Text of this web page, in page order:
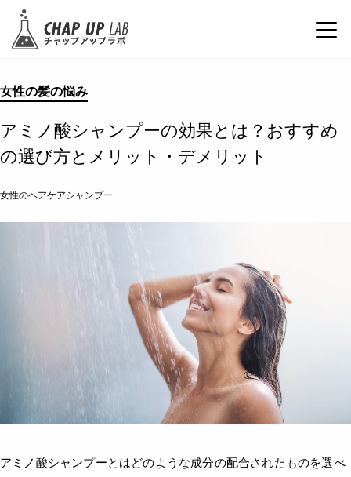
女性の髪の悩み
アミノ酸シャンプーの効果とは？おすすめ
の選び方とメリット・デメリット
女性のヘアケアシャンプー
アミノ酸シャンプーとはどのような成分の配合されたものを選べ